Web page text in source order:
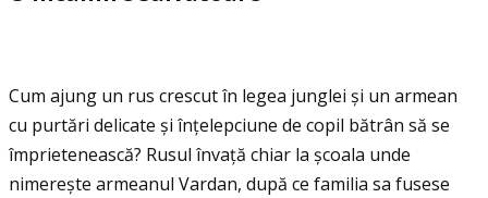
Cum ajung un rus crescut în legea junglei și un armean
cu purtări delicate și înţelepciune de copil bătrân să se
împrietenească? Rusul învaţă chiar la școala unde
nimerește armeanul Vardan, după ce familia sa fusese